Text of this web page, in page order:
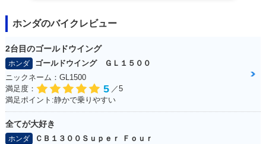
2015年 CB1300 SU
PER BOL D'OR E P
ackage Special Edi
tion・特別・限定仕
様
2014年 CB1300 SU
PER BOL D'OR E P
ackage・新登場
イナーチェンジ
ホンダのバイクレビュー
2台目のゴールドウイング
ホンダ
ゴールドウイング ＧＬ１５００
ニックネーム：GL1500
満足度：
5 ／5
満足ポイント:静かで乗りやすい
全てが大好き
ホンダ
ＣＢ１３００Ｓｕｐｅｒ Ｆｏｕｒ